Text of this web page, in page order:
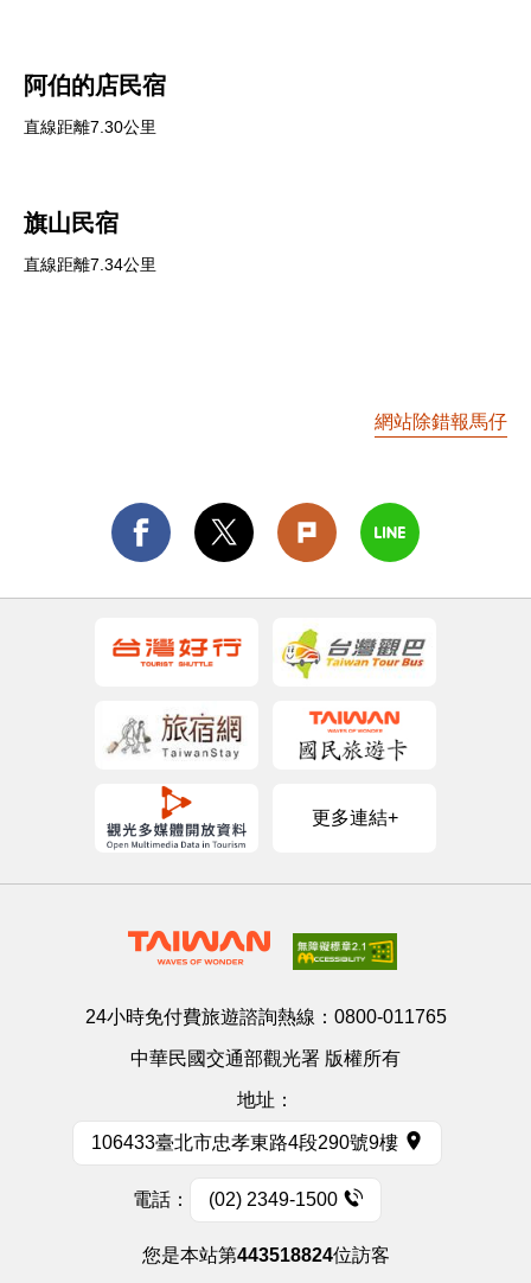
阿伯的店民宿
直線距離7.30公里
旗山民宿
直線距離7.34公里
網站除錯報馬仔
更多連結+
24小時免付費旅遊諮詢熱線： 0800-011765
中華民國交通部觀光署 版權所有
地址：
106433臺北市忠孝東路4段290號9樓
電話： (02) 2349-1500
您是本站第443518824位訪客